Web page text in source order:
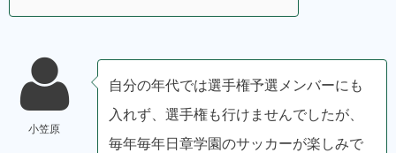
小笠原
自分の年代では選手権予選メンバーにも
入れず、選手権も行けませんでしたが、
毎年毎年日章学園のサッカーが楽しみで